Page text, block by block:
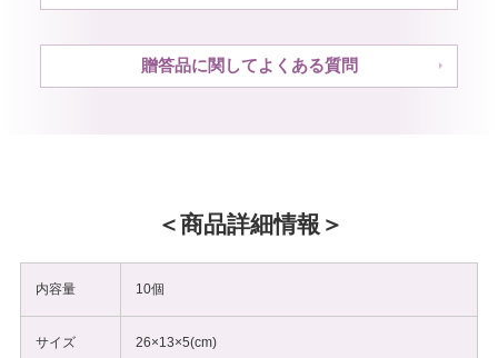
贈答品に関してよくある質問
商品詳細情報
内容量 10個
サイズ 26×13×5(cm)